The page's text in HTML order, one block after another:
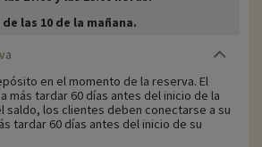
las 10 de la mañana.
en el momento de la reserva. El
más tardar 60 días antes del inicio de la
saldo, los clientes deben conectarse a su
tardar 60 días antes del inicio de su